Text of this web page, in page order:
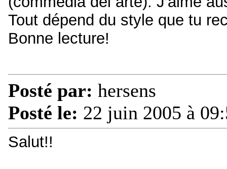
Tout dépend du style que tu
Bonne lecture!
Posté par: hersens
Posté le: 22 juin 2005 à
Salut!!